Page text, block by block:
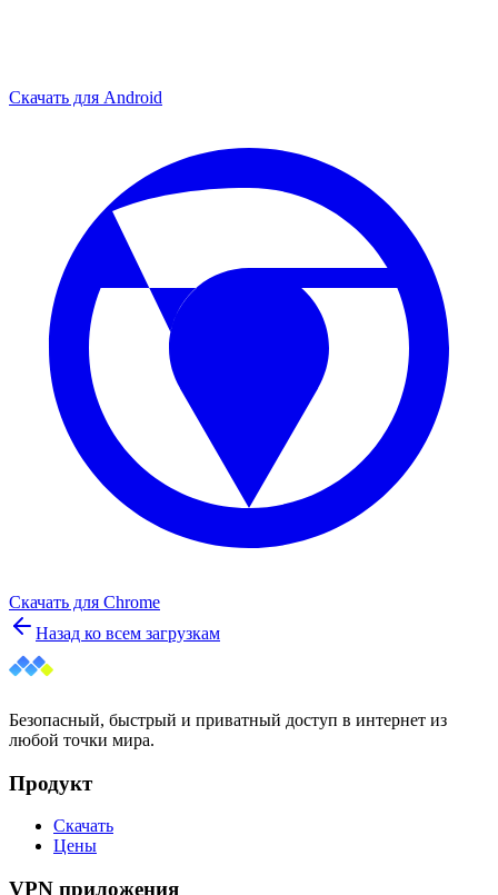
Скачать для Android
Скачать для Chrome
Назад ко всем загрузкам
Безопасный, быстрый и приватный доступ в интернет из
любой точки мира.
Продукт
Скачать
Цены
VPN приложения